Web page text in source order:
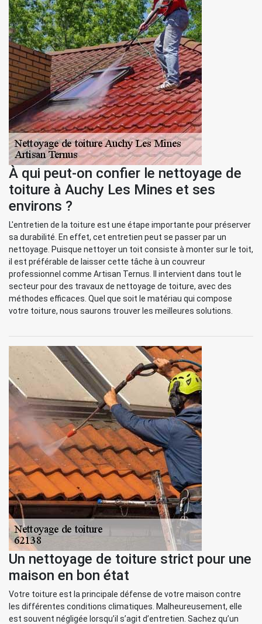
À qui peut-on confier le nettoyage de
toiture à Auchy Les Mines et ses
environs ?
L'entretien de la toiture est une étape importante pour préserver
sa durabilité. En effet, cet entretien peut se passer par un
nettoyage. Puisque nettoyer un toit consiste à monter sur le toit,
il est préférable de laisser cette tâche à un couvreur
professionnel comme Artisan Ternus. Il intervient dans tout le
secteur pour des travaux de nettoyage de toiture, avec des
méthodes efficaces. Quel que soit le matériau qui compose
votre toiture, nous saurons trouver les meilleures solutions.
Un nettoyage de toiture strict pour une
maison en bon état
Votre toiture est la principale défense de votre maison contre
les différentes conditions climatiques. Malheureusement, elle
est souvent négligée lorsqu’il s’agit d’entretien. Sachez qu’un